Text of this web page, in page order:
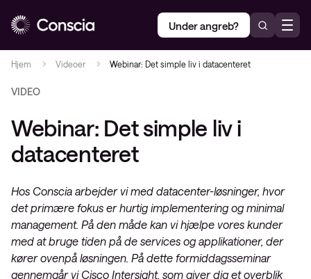
Under angreb?
Hjem Videoer Webinar: Det simple liv i datacenteret
VIDEO
Webinar: Det simple liv i
datacenteret
Hos Conscia arbejder vi med datacenter-løsninger, hvor
det primære fokus er hurtig implementering og minimal
management. På den måde kan vi hjælpe vores kunder
med at bruge tiden på de services og applikationer, der
kører ovenpå løsningen. På dette formiddagsseminar
gennemgår vi Cisco Intersight, som giver dig et overblik